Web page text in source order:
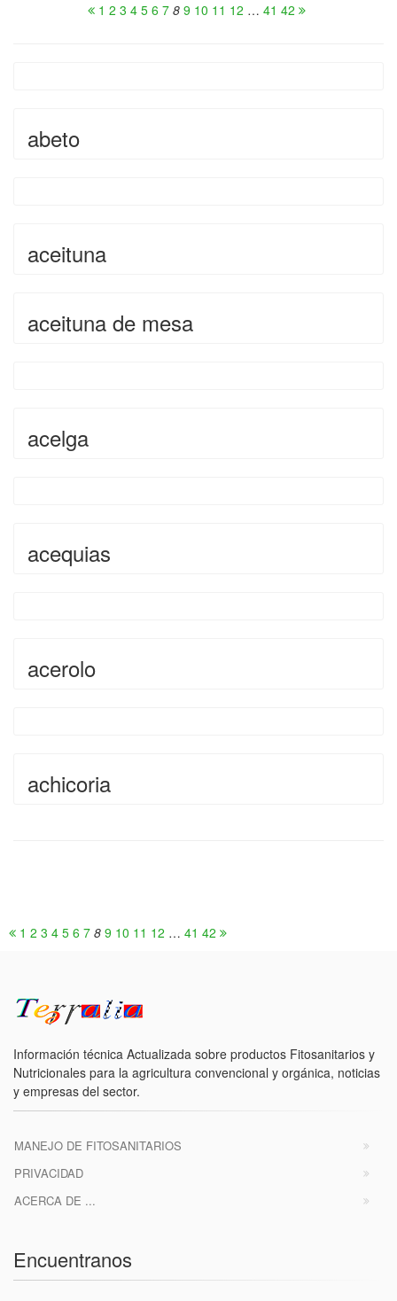
1 2 3 4 5 6 7 8 9 10 11 12 … 41 42
abeto
aceituna
aceituna de mesa
acelga
acequias
acerolo
achicoria
1 2 3 4 5 6 7 8 9 10 11 12 … 41 42
Información técnica Actualizada sobre productos Fitosanitarios y
Nutricionales para la agricultura convencional y orgánica, noticias
y empresas del sector.
MANEJO DE FITOSANITARIOS
PRIVACIDAD
ACERCA DE ...
Encuentranos